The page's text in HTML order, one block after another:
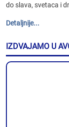
do slava, svetaca i
Detaljnije...
IZDVAJAMO U